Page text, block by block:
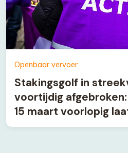
Openbaar vervoer
Stakingsgolf in
voortijdig
15 maart voorlopig